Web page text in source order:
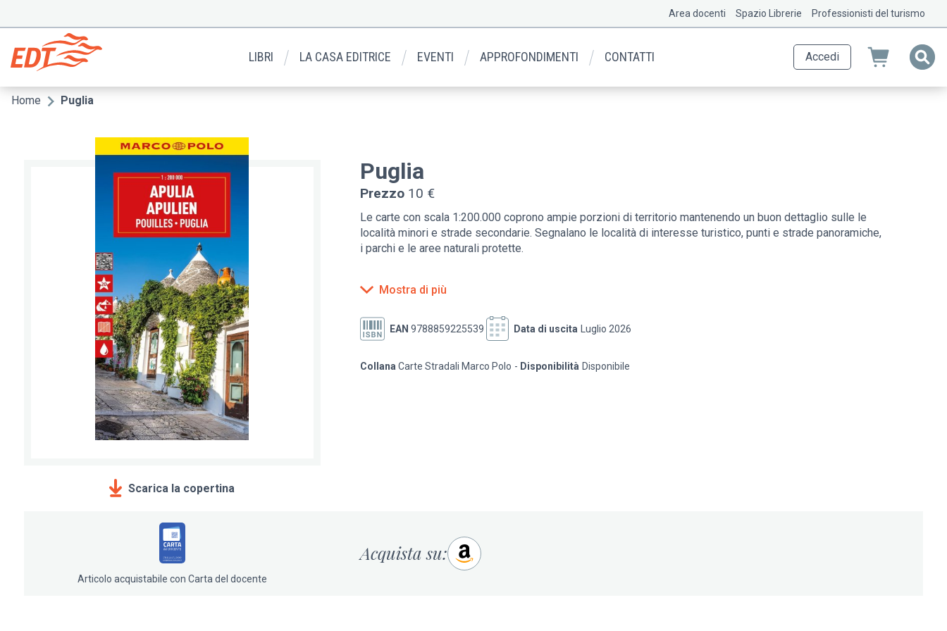
contenuto
principale
Menu
secondario
Area docenti Spazio Librerie Professionisti del turismo
LIBRI LA CASA EDITRICE EVENTI APPROFONDIMENTI CONTATTI Accedi
Briciole
Home Puglia
Scarica la copertina
Puglia
Prezzo 10 €
Le carte con scala 1:200.000 coprono ampie porzioni di territorio mantenendo un buon dettaglio sulle le
località minori e strade secondarie. Segnalano le località di interesse turistico, punti e strade panoramiche,
i parchi e le aree naturali protette.
Mostra di più
EAN 9788859225539 Data di uscita Luglio 2026
Collana Carte Stradali Marco Polo Disponibilità Disponibile
Acquista su:
Articolo acquistabile con Carta del docente